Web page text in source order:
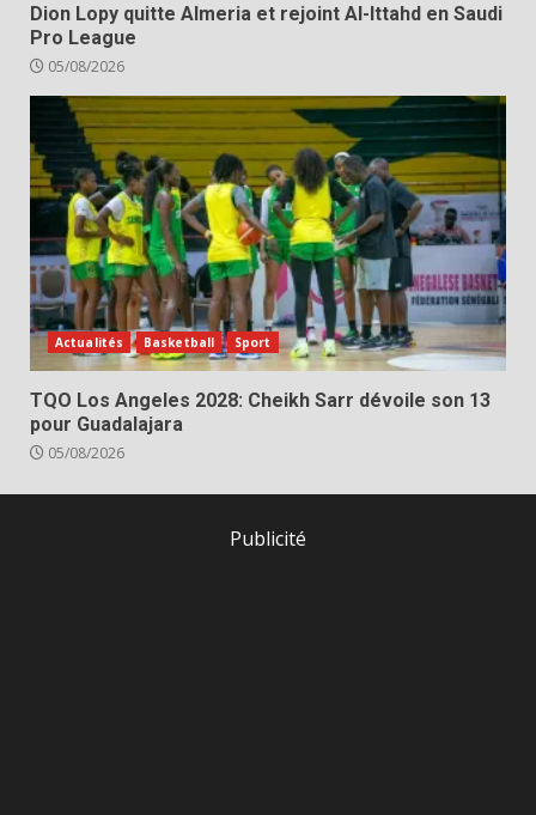
Dion Lopy quitte Almeria et rejoint Al-Ittahd en Saudi
Pro League
05/08/2026
Actualités Basketball Sport
TQO Los Angeles 2028: Cheikh Sarr dévoile son 13
pour Guadalajara
05/08/2026
Publicité